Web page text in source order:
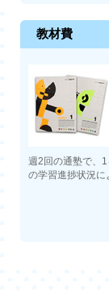
教材費
週2回の通塾で、
の学習進捗状況に